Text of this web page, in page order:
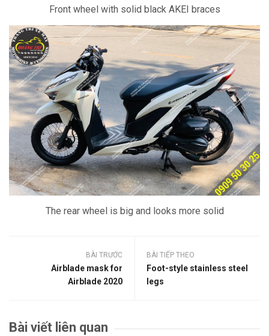
Front wheel with solid black AKEI braces
The rear wheel is big and looks more solid
BÀI TRƯỚC
Airblade mask for
Airblade 2020
BÀI TIẾP THEO
Foot-style stainless steel
legs
Bài viết liên quan